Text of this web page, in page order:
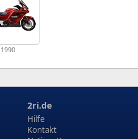
1990
2ri.de
Hilfe
Kontakt